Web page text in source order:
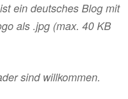
ein deutsches Blog mit
als .jpg (max. 40 KB
sind willkommen.